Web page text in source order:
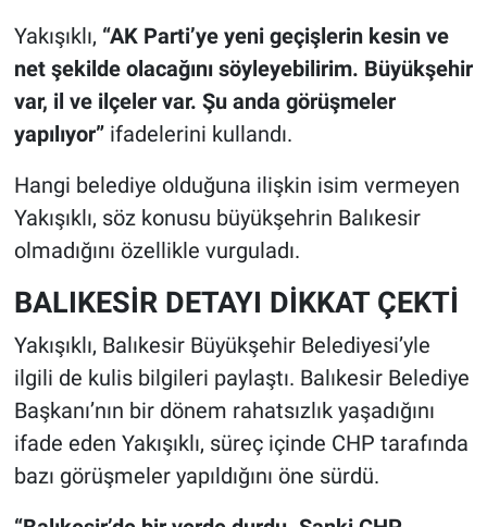
Yakışıklı, “AK Parti’ye yeni geçişlerin kesin ve
net şekilde olacağını söyleyebilirim. Büyükşehir
var, il ve ilçeler var. Şu anda görüşmeler
yapılıyor”ifadelerini kullandı.
Hangi belediye olduğuna ilişkin isim vermeyen
Yakışıklı, söz konusu büyükşehrin Balıkesir
olmadığını özellikle vurguladı.
BALIKESİR DETAYI DİKKAT ÇEKTİ
Yakışıklı, Balıkesir Büyükşehir Belediyesi’yle
ilgili de kulis bilgileri paylaştı. Balıkesir Belediye
Başkanı’nın bir dönem rahatsızlık yaşadığını
ifade eden Yakışıklı, süreç içinde CHP tarafında
bazı görüşmeler yapıldığını öne sürdü.